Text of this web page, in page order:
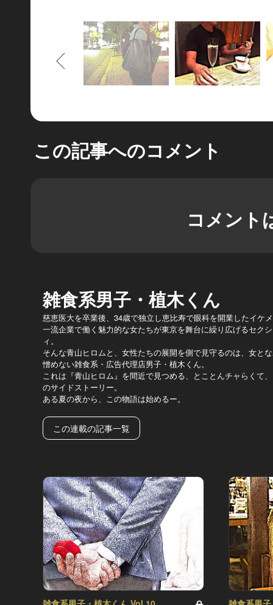
もどる
この記事へのコメント
コメント
雑食系男子・植木くん
慈恵医大を卒業後、34歳で独立し恵比寿で眼科を開業したイケ
一流企業で働く魅力的な女たちが東京を舞台に繰り広げるセク
ィ。
そんな青山ヒロムと、女性たちの展開を側で見守るのは、女と
憎めない雑食系・広告代理店男子・植木くん。
これは『青山ヒロム』を間近で見つめる、とことんチャらくて
のサイドストーリー。
ある夏の夜から、この物語は始めるー。
この連載の記事一覧